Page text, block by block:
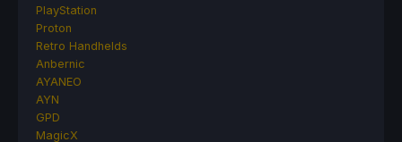
PlayStation
Proton
Retro Handhelds
Anbernic
AYANEO
AYN
GPD
MagicX